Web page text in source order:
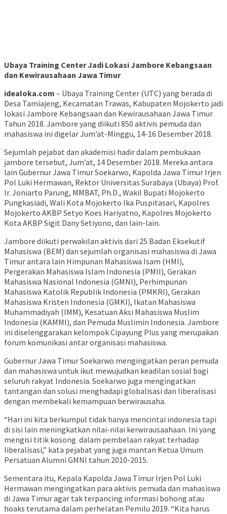
Ubaya Training Center Jadi Lokasi Jambore Kebangsaan
dan Kewirausahaan Jawa Timur
idealoka.com – Ubaya Training Center (UTC) yang berada di
Desa Tamiajeng, Kecamatan Trawas, Kabupaten Mojokerto jadi
lokasi Jambore Kebangsaan dan Kewirausahaan Jawa Timur
Tahun 2018. Jambore yang diikuti 850 aktivis pemuda dan
mahasiswa ini digelar Jum’at-Minggu, 14-16 Desember 2018.
Sejumlah pejabat dan akademisi hadir dalam pembukaan
jambore tersebut, Jum’at, 14 Desember 2018. Mereka antara
lain Gubernur Jawa Timur Soekarwo, Kapolda Jawa Timur Irjen
Pol Luki Hermawan, Rektor Universitas Surabaya (Ubaya) Prof.
Ir. Joniarto Parung, MMBAT, Ph.D., Wakil Bupati Mojokerto
Pungkasiadi, Wali Kota Mojokerto Ika Puspitasari, Kapolres
Mojokerto AKBP Setyo Koes Hariyatno, Kapolres Mojokerto
Kota AKBP Sigit Dany Setiyono, dan lain-lain.
Jambore diikuti perwakilan aktivis dari 25 Badan Eksekutif
Mahasiswa (BEM) dan sejumlah organisasi mahasiswa di Jawa
Timur antara lain Himpunan Mahasiswa Isam (HMI),
Pergerakan Mahasiswa Islam Indonesia (PMII), Gerakan
Mahasiswa Nasional Indonesia (GMNI), Perhimpunan
Mahasiswa Katolik Republik Indonesia (PMKRI), Gerakan
Mahasiswa Kristen Indonesia (GMKI), Ikatan Mahasiswa
Muhammadiyah (IMM), Kesatuan Aksi Mahasiswa Muslim
Indonesia (KAMMI), dan Pemuda Muslimin Indonesia. Jambore
ini diselenggarakan kelompok Cipayung Plus yang merupakan
forum komunikasi antar organisasi mahasiswa.
Gubernur Jawa Timur Soekarwo mengingatkan peran pemuda
dan mahasiswa untuk ikut mewujudkan keadilan sosial bagi
seluruh rakyat Indonesia. Soekarwo juga mengingatkan
tantangan dan solusi menghadapi globalisasi dan liberalisasi
dengan membekali kemampuan berwirausaha.
“Hari ini kita berkumpul tidak hanya mencintai indonesia tapi
di sisi lain meningkatkan nilai-nilai kerwirausaahaan. Ini yang
mengisi titik kosong dalam pembelaan rakyat terhadap
liberalisasi,” kata pejabat yang juga mantan Ketua Umum
Persatuan Alumni GMNI tahun 2010-2015.
Sementara itu, Kepala Kapolda Jawa Timur Irjen Pol Luki
Hermawan mengingatkan para aktivis pemuda dan mahasiswa
di Jawa Timur agar tak terpancing informasi bohong atau
hoaks terutama dalam perhelatan Pemilu 2019. “Kita harus